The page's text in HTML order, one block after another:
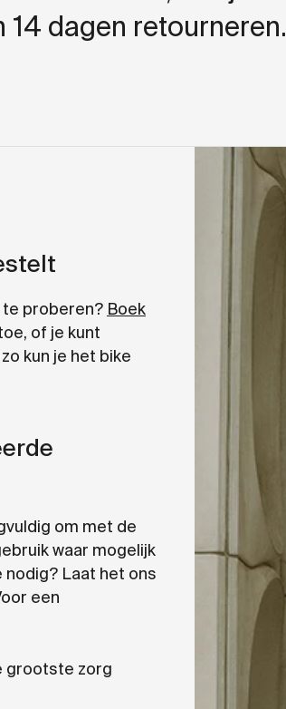
dagen retourneren.
te proberen? Boek
of je kunt
kun je het bike
om met de
waar mogelijk
nodig? Laat het ons
een
grootste zorg